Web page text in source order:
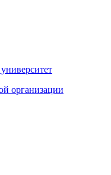
организации